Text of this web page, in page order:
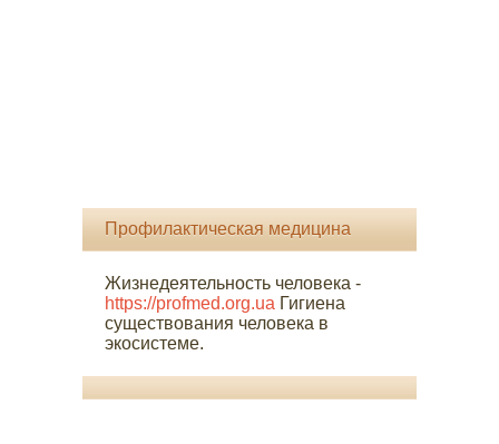
Профилактическая медицина
Жизнедеятельность человека -
https://profmed.org.ua Гигиена
существования человека в
экосистеме.